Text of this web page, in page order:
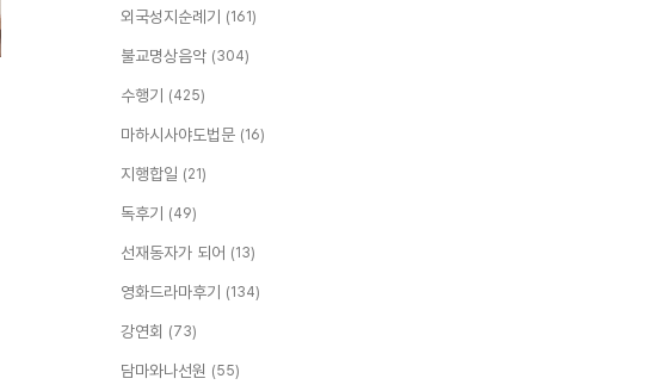
외국성지순례기 (161)
불교명상음악 (304)
수행기 (425)
마하시사야도법문 (16)
지행합일 (21)
독후기 (49)
선재동자가 되어 (13)
영화드라마후기 (134)
강연회 (73)
담마와나선원 (55)